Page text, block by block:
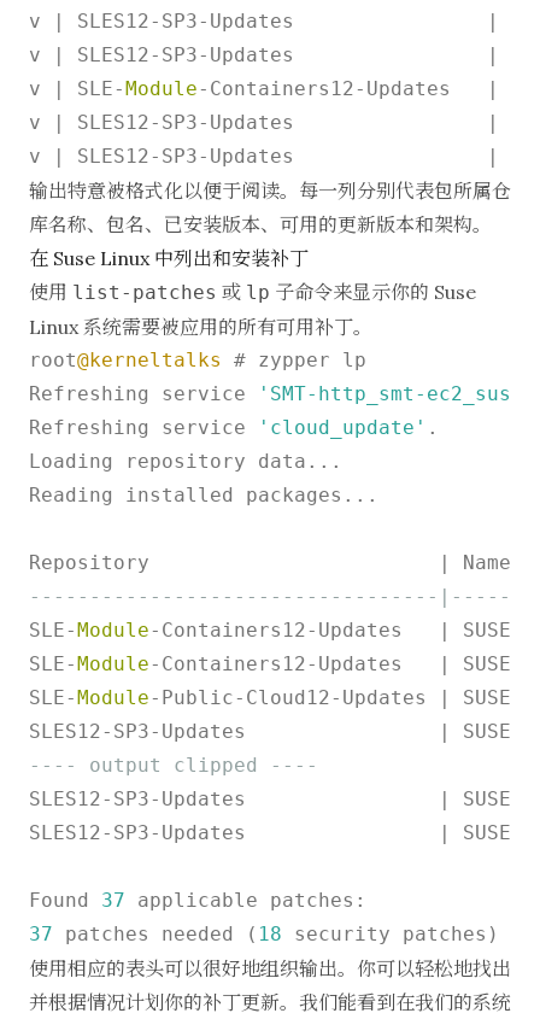
v
| SLES12- SP3- Updates |
v
| SLES12- SP3- Updates |
v
| SLE-Module- Containers12- Updates |
v
| SLES12- SP3- Updates |
v
| SLES12- SP3- Updates |
输出特意被格式化以便于阅读。每一列分别代表包所属仓
库名称、包名、已安装版本、可用的更新版本和架构。
在 Suse Linux 中列出和安装补丁
使用 list-patches 或 lp 子命令来显示你的 Suse
Linux 系统需要被应用的所有可用补丁。
root@kerneltalks
# zypper lp
Refreshing service
'SMT-http_smt-
Refreshing service
'cloud_update' .
Loading repository data...
Reading installed packages...
Repository |
----------------------------------
SLE-Module- Containers12- Updates | SUSE
SLE-Module- Containers12- Updates | SUSE
SLE-Module- Public- Cloud12- Updates | SUSE
SLES12- SP3- Updates | SUSE
---- output clipped ----
SLES12- SP3- Updates | SUSE
SLES12- SP3- Updates | SUSE
Found 37
37 patches needed ( 18
使用相应的表头可以很好地组织输出。你可以轻松地找出
并根据情况计划你的补丁更新。我们能看到在我们的系统